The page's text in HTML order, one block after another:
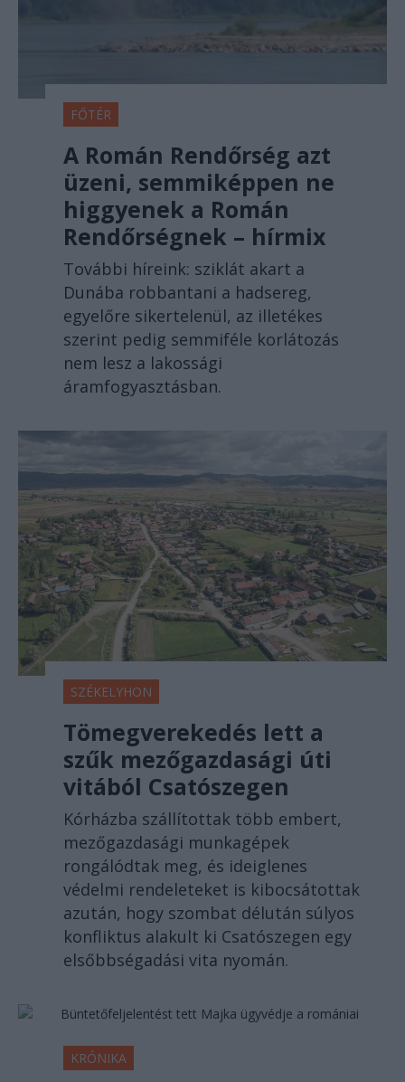
FŐTÉR
A Román Rendőrség azt
üzeni, semmiképpen ne
higgyenek a Román
Rendőrségnek – hírmix
További híreink: sziklát akart a
Dunába robbantani a hadsereg,
egyelőre sikertelenül, az illetékes
szerint pedig semmiféle korlátozás
nem lesz a lakossági
áramfogyasztásban.
SZÉKELYHON
Tömegverekedés lett a
szűk mezőgazdasági úti
vitából Csatószegen
Kórházba szállítottak több embert,
mezőgazdasági munkagépek
rongálódtak meg, és ideiglenes
védelmi rendeleteket is kibocsátottak
azután, hogy szombat délután súlyos
konfliktus alakult ki Csatószegen egy
elsőbbségadási vita nyomán.
KRÓNIKA